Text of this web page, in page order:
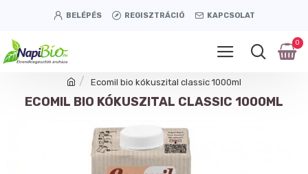
BELÉPÉS REGISZTRÁCIÓ KAPCSOLAT
0
Ecomil bio kókuszital classic 1000ml
ECOMIL BIO KÓKUSZITAL CLASSIC 1000ML